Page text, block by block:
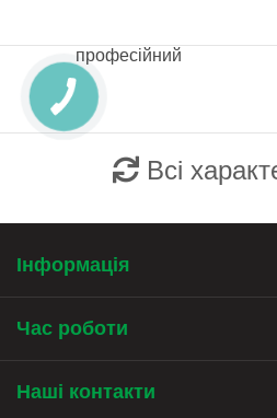
професійний
Всі
Інформація
Час роботи
Наші контакти